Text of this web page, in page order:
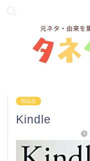
商品名
Kindle